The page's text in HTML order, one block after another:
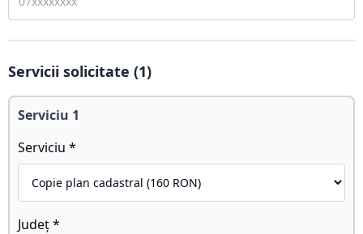
Servicii solicitate (1)
Serviciu 1
Serviciu *
Județ *